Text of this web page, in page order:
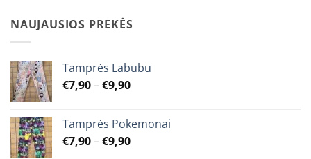
NAUJAUSIOS PREKĖS
Tamprės Labubu
€7,90–€9,90Price
through
€9,90
Tamprės Pokemonai
€7,90–€9,90Price